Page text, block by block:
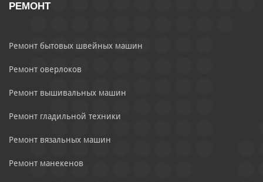
РЕМОНТ
Ремонт бытовых швейных машин
Ремонт оверлоков
Ремонт вышивальных машин
Ремонт гладильной техники
Ремонт вязальных машин
Ремонт манекенов